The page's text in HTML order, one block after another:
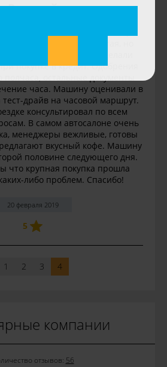
Виталий
покупке в кредит. Одобрения
часа. Машину оценивали в
драйв на часовой маршрут.
консультировал по всем
В самом автосалоне очень
менеджеры вежливые, готовы
вкусный кофе. Машину
половине следующего дня.
что крупная покупка прошла
либо проблем. Спасибо!
20 февраля 2019
5
1 2 3 4
компании
отзывов: 56